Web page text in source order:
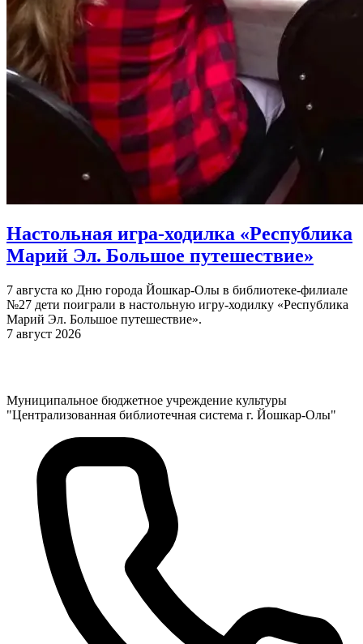
Настольная игра-ходилка «Республика
Марий Эл. Большое путешествие»
7 августа ко Дню города Йошкар-Олы в библиотеке-филиале
№27 дети поиграли в настольную игру-ходилку «Республика
Марий Эл. Большое путешествие».
7 август 2026
Муниципальное бюджетное учреждение культуры
"Централизованная библиотечная система г. Йошкар-Олы"